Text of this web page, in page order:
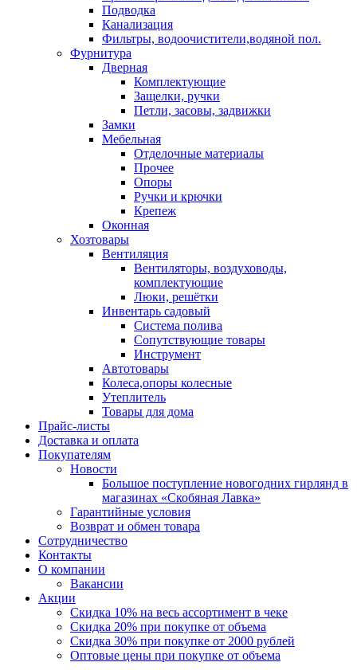
Подводка
Канализация
Фильтры, водоочистители,водяной пол.
Фурнитура
Дверная
Комплектующие
Защелки, ручки
Петли, засовы, задвижки
Замки
Мебельная
Отделочные материалы
Прочее
Опоры
Ручки и крючки
Крепеж
Оконная
Хозтовары
Вентиляция
Вентиляторы, воздуховоды,
комплектующие
Люки, решётки
Инвентарь садовый
Система полива
Сопутствующие товары
Инструмент
Автотовары
Колеса,опоры колесные
Утеплитель
Товары для дома
Прайс-листы
Доставка и оплата
Покупателям
Новости
Большое поступление новогодних гирлянд в
магазинах «Скобяная Лавка»
Гарантийные условия
Возврат и обмен товара
Сотрудничество
Контакты
О компании
Вакансии
Акции
Скидка 10% на весь ассортимент в чеке
Скидка 20% при покупке от объема
Скидка 30% при покупке от 2000 рублей
Оптовые цены при покупке от объема